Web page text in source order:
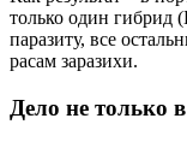
толь­ко один гибрид
пара­зи­ту, все
расам заразихи.
Дело не только